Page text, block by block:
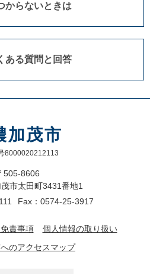
からないときは
ある質問と回答
加茂市
8000020212113
505-8606
市太田町3431番地1
Fax：0574-25-3917
責事項
個人情報の取り扱い
のアクセスマップ